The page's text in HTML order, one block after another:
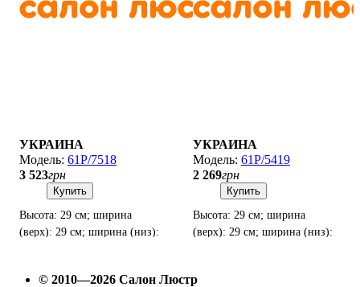
УКРАИНА
61P/7518
3 523грн
Купить
Высота: 29 см; ширина
(верх): 29 см; ширина (низ):
УКРАИНА
61P/5419
2 269грн
Купить
Высота: 29 см; ширина
(верх): 29 см; ширина (низ):
© 2010—2026 Салон Люстр